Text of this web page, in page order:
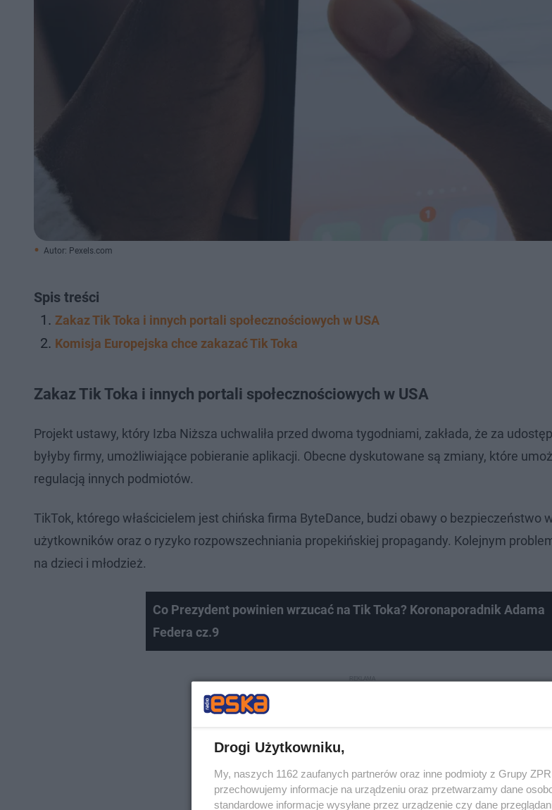
Autor: Pexels.com
Spis treści
Zakaz Tik Toka i innych portali społecznościowych w USA
Komisja Europejska chce zakazać Tik Toka
Zakaz Tik Toka i innych portali społecznościowych w USA
Projekt ustawy, który Izba Niższa uchwaliła przed dwoma tygodniami, zakłada, że za
byłyby firmy, umożliwiające pobieranie aplikacji. Obecne dyskutowane są zmiany, które
regulacją innych podmiotów.
TikTok, którego właścicielem jest chińska firma ByteDance, budzi obawy o bezpieczeństwo
użytkowników oraz o ryzyko rozpowszechniania propekińskiej propagandy. Kolejnym
na dzieci i młodzież.
Co Prezydent powinien wrzucać na Tik Toka? Koronaporadnik Adama
Federa cz.9
Drogi Użytkowniku,
My, naszych 1162 zaufanych partnerów oraz inne podmioty z Grupy
przechowujemy informacje na urządzeniu oraz przetwarzamy dane
standardowe informacje wysyłane przez urządzenie czy dane